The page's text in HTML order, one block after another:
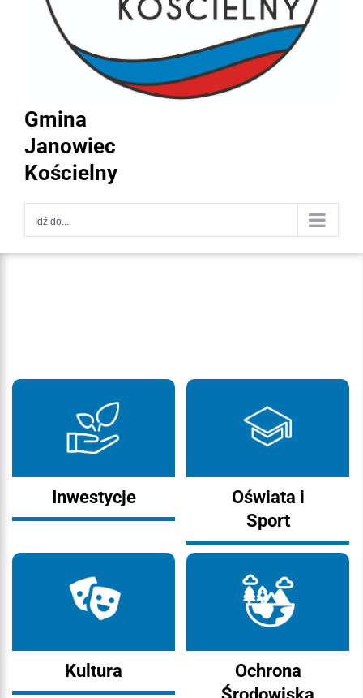
Gmina
Janowiec
Kościelny
Idź do...
Inwestycje
Oświata i
Sport
Kultura
Ochrona
Środowiska